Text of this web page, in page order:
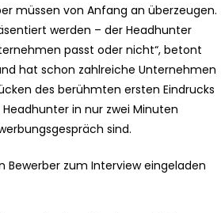
müssen von Anfang an überzeugen.
werden – der Headhunter
passt oder nicht“, betont
hat schon zahlreiche Unternehmen
des berühmten ersten Eindrucks
in nur zwei Minuten
sind.
Bewerber zum Interview eingeladen